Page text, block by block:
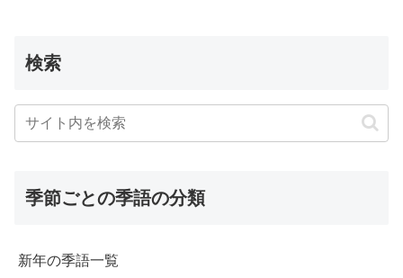
検索
季節ごとの季語の分類
新年の季語一覧